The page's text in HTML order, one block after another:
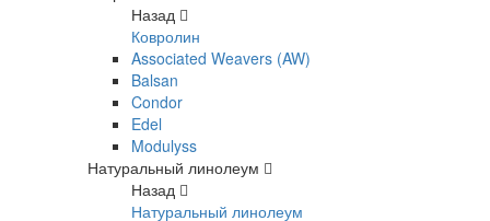
Назад
Ковролин
Associated Weavers (AW)
Balsan
Condor
Edel
Modulyss
Натуральный линолеум
Назад
Натуральный линолеум